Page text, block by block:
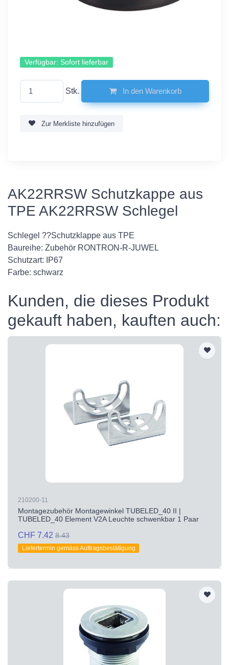
Verfügbar: Sofort lieferbar
Stk. In den Warenkorb
Zur Merkliste hinzufügen
AK22RRSW Schutzkappe aus
TPE AK22RRSW Schlegel
Schlegel ??Schutzklappe aus TPE
Baureihe: Zubehör RONTRON-R-JUWEL
Schutzart: IP67
Farbe: schwarz
Kunden, die dieses Produkt
gekauft haben, kauften auch:
210200-11
Montagezubehör Montagewinkel TUBELED_40 II |
TUBELED_40 Element V2A Leuchte schwenkbar 1 Paar
CHF 7.42 8.43
Liefertermin gemäss Auftragsbestätigung